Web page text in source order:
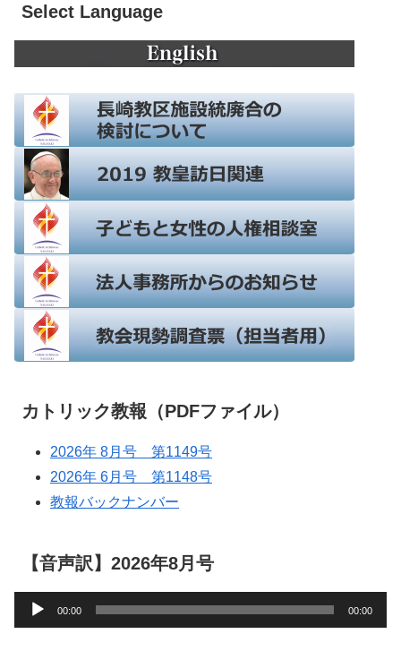
Select Language
カトリック教報（PDFファイル）
2026年 8月号 第1149号
2026年 6月号 第1148号
教報バックナンバー
【音声訳】2026年8月号
声
00:00 00:00